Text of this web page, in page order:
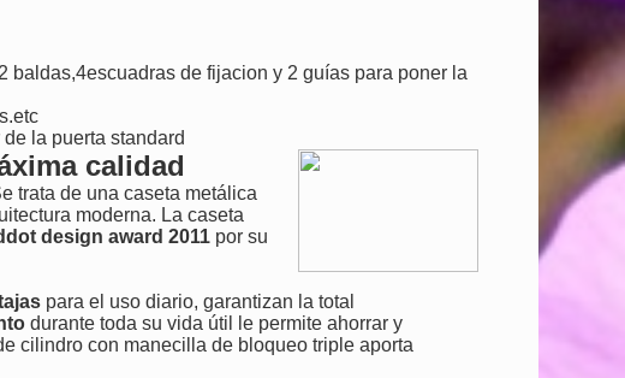
baldas,4escuadras de fijacion y 2 guías para poner la
la puerta standard
calidad
trata de una caseta metálica
moderna. La caseta
design award 2011 por su
para el uso diario, garantizan la total
durante toda su vida útil le permite ahorrar y
cilindro con manecilla de bloqueo triple aporta